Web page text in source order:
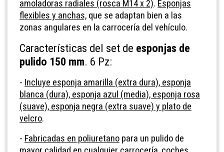
amoladoras radiales (rosca M14 x 2). Esponjas
flexibles y anchas, que se adaptan bien a las
zonas angulares en la carrocería del vehículo.
Características del set de esponjas de
pulido 150 mm. 6 Pz:
- Incluye esponja amarilla (extra dura), esponja
blanca (dura), esponja azul (media), esponja rosa
(suave), esponja negra (extra suave) y plato de
velcro.
- Fabricadas en poliuretano para un pulido de